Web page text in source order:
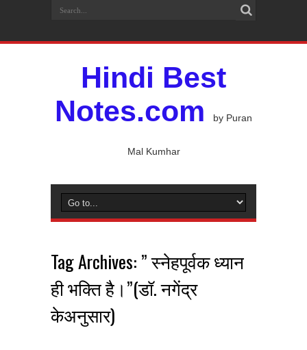
Hindi Best
Notes.com
by Puran
Mal Kumhar
Tag Archives: ” स्नेहपूर्वक ध्यान
ही भक्ति है।”(डॉ. नगेंद्र
केअनुसार)